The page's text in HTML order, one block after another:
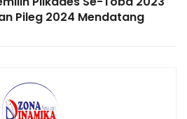
Pileg 2024 Mendatang